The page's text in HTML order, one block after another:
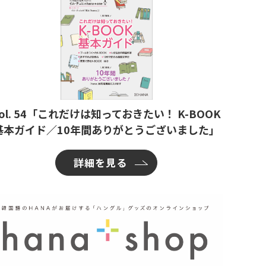
54「これだけは知っておきたい！ K-BOOK
本ガイド／10年間ありがとうございました」
詳細を見る